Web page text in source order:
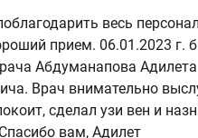
весь персонал
прием. 06.01.2023 г.
Абдуманапова Адилета
Врач внимательно
сделал узи вен и
вам, Адилет